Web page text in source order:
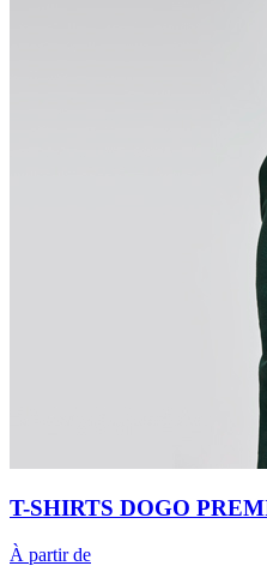
T-SHIRTS DOGO
À partir de